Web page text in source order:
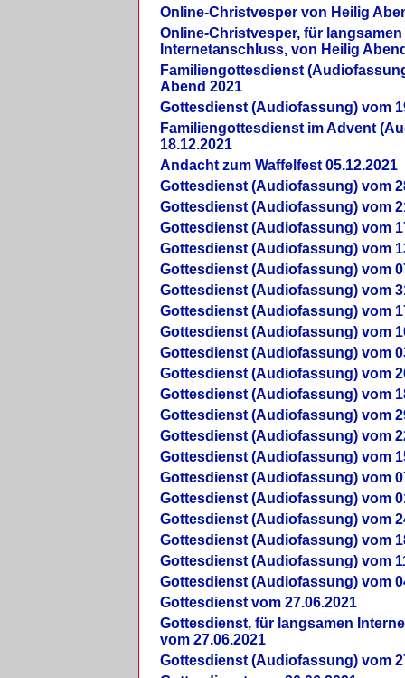
Online-Christvesper von Heilig
Online-Christvesper, für langsamen
Internetanschluss, von Heilig
Familiengottesdienst
Abend 2021
Gottesdienst (Audiofassung) vom
Familiengottesdienst im Advent
18.12.2021
Andacht zum Waffelfest 05.12.2021
Gottesdienst (Audiofassung) vom
Gottesdienst (Audiofassung) vom
Gottesdienst (Audiofassung) vom
Gottesdienst (Audiofassung) vom
Gottesdienst (Audiofassung) vom
Gottesdienst (Audiofassung) vom
Gottesdienst (Audiofassung) vom
Gottesdienst (Audiofassung) vom
Gottesdienst (Audiofassung) vom
Gottesdienst (Audiofassung) vom
Gottesdienst (Audiofassung) vom
Gottesdienst (Audiofassung) vom
Gottesdienst (Audiofassung) vom
Gottesdienst (Audiofassung) vom
Gottesdienst (Audiofassung) vom
Gottesdienst (Audiofassung) vom
Gottesdienst (Audiofassung) vom
Gottesdienst (Audiofassung) vom
Gottesdienst (Audiofassung) vom
Gottesdienst (Audiofassung) vom
Gottesdienst vom 27.06.2021
Gottesdienst, für langsamen
vom 27.06.2021
Gottesdienst (Audiofassung) vom